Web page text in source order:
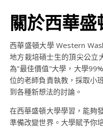
關於西華盛
西華盛頓大學 Western Washington University是太平洋西北
地方栽培碩士生的頂尖公立
為”最佳價值”大學，大學
位的老師負責執教，採取小
到各種新想法的討論。
在西華盛頓大學學習，能夠
準備改變世界。大學賦予你